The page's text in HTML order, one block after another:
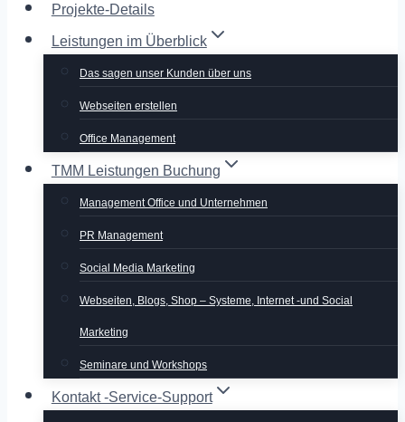
Projekte-Details
Leistungen im Überblick
Das sagen unser Kunden über uns
Webseiten erstellen
Office Management
TMM Leistungen Buchung
Management Office und Unternehmen
PR Management
Social Media Marketing
Webseiten, Blogs, Shop – Systeme, Internet -und Social
Marketing
Seminare und Workshops
Kontakt -Service-Support